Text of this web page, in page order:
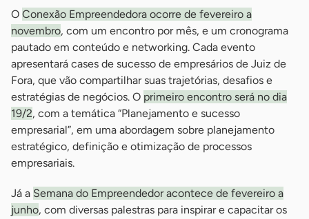
O Conexão Empreendedora ocorre de fevereiro a
novembro, com um encontro por mês, e um cronograma
pautado em conteúdo e networking. Cada evento
apresentará cases de sucesso de empresários de Juiz de
Fora, que vão compartilhar suas trajetórias, desafios e
estratégias de negócios. O primeiro encontro será no dia
19/2, com a temática “Planejamento e sucesso
empresarial”, em uma abordagem sobre planejamento
estratégico, definição e otimização de processos
empresariais.
Já a Semana do Empreendedor acontece de fevereiro a
junho, com diversas palestras para inspirar e capacitar os